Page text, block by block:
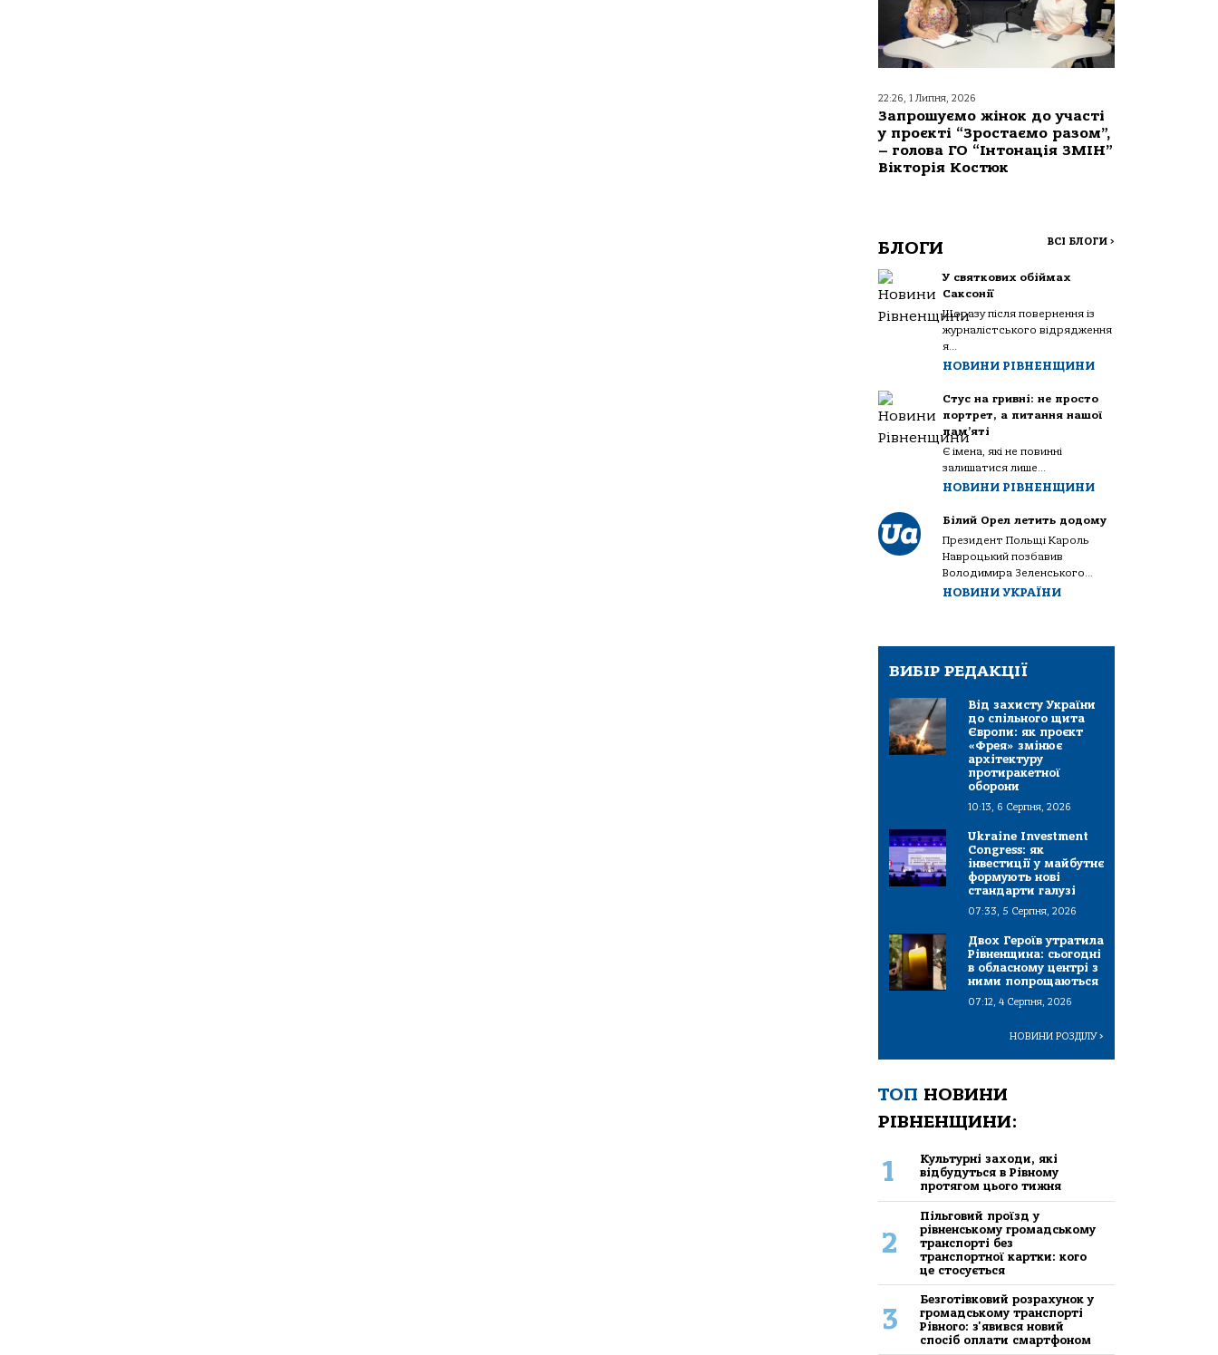
22:26, 1 Липня, 2026
Запрошуємо жінок до участі
у проєкті “Зростаємо разом”,
– голова ГО “Інтонація ЗМІН”
Вікторія Костюк
БЛОГИ ВСІ БЛОГИ >
У святкових обіймах
Саксонії
Щоразу після повернення із
журналістського відрядження
я...
НОВИНИ РІВНЕНЩИНИ
Стус на гривні: не просто
портрет, а питання нашої
пам’яті
Є імена, які не повинні
залишатися лише...
НОВИНИ РІВНЕНЩИНИ
Білий Орел летить додому
Президент Польщі Кароль
Навроцький позбавив
Володимира Зеленського...
НОВИНИ УКРАЇНИ
ВИБІР РЕДАКЦІЇ
Від захисту України
до спільного щита
Європи: як проєкт
«Фрея» змінює
архітектуру
протиракетної
оборони
10:13, 6 Серпня, 2026
Ukraine Investment
Congress: як
інвестиції у майбутнє
формують нові
стандарти галузі
07:33, 5 Серпня, 2026
Двох Героїв утратила
Рівненщина: сьогодні
в обласному центрі з
ними попрощаються
07:12, 4 Серпня, 2026
НОВИНИ РОЗДІЛУ>
ТОП НОВИНИ
РІВНЕНЩИНИ:
1
Культурні заходи, які
відбудуться в Рівному
протягом цього тижня
2
Пільговий проїзд у
рівненському громадському
транспорті без
транспортної картки: кого
це стосується
3
Безготівковий розрахунок у
громадському транспорті
Рівного: з'явився новий
спосіб оплати смартфоном